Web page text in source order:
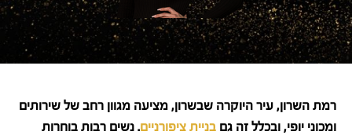
רמת השרון, עיר היוקרה שבשרון, מציעה מגוון רחב של שירותים
ומכוני יופי, ובכלל זה גם בניית ציפורניים. נשים רבות בוחרות